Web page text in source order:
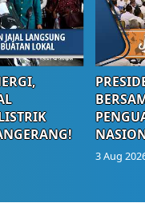
3 Aug